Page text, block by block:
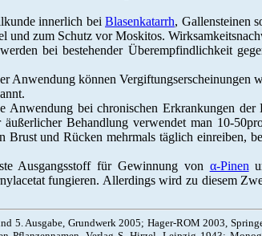
innerlich bei Blasenkatarrh, Gallensteinen
zum Schutz vor Moskitos.
bei bestehender Überempfindlichkeit
Anwendung können Vergiftungserscheinungen
Anwendung bei chronischen Erkrankungen
Behandlung verwendet man 10-
und Rücken mehrmals täglich einreiben,
Ausgangsstoff für Gewinnung von α-Pinen
fungieren. Allerdings wird zu diesem
5. Ausgabe, Grundwerk 2005; Hager-ROM 2003,